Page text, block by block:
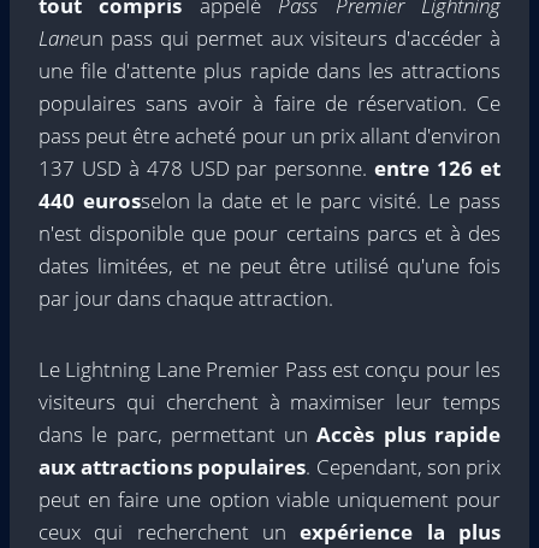
tout compris appelé Pass Premier Lightning
Laneun pass qui permet aux visiteurs d'accéder à
une file d'attente plus rapide dans les attractions
populaires sans avoir à faire de réservation. Ce
pass peut être acheté pour un prix allant d'environ
137 USD à 478 USD par personne.entre 126 et
440 eurosselon la date et le parc visité. Le pass
n'est disponible que pour certains parcs et à des
dates limitées, et ne peut être utilisé qu'une fois
par jour dans chaque attraction.
Le Lightning Lane Premier Pass est conçu pour les
visiteurs qui cherchent à maximiser leur temps
dans le parc, permettant unAccès plus rapide
aux attractions populaires. Cependant, son prix
peut en faire une option viable uniquement pour
ceux qui recherchent un expérience la plus